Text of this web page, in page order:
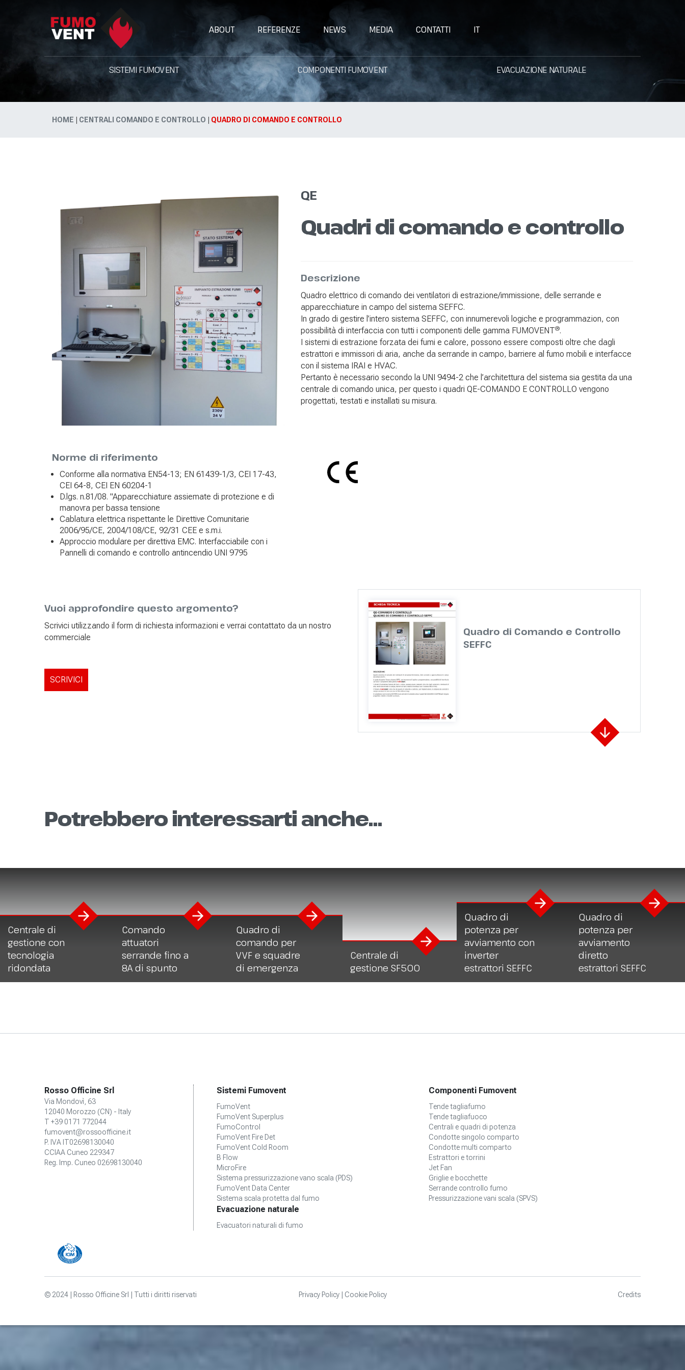
ABOUT REFERENZE NEWS MEDIA CONTATTI IT
SISTEMI FUMOVENT COMPONENTI FUMOVENT EVACUAZIONE NATURALE
HOME CENTRALI COMANDO E CONTROLLO QUADRO DI COMANDO E CONTROLLO
QE
Quadri di comando e controllo
Descrizione
Quadro elettrico di comando dei ventilatori di estrazione/immissione, delle serrande e
apparecchiature in campo del sistema SEFFC.
In grado di gestire l’intero sistema SEFFC, con innumerevoli logiche e programmazion, con
possibilità di interfaccia con tutti i componenti delle gamma FUMOVENT®.
I sistemi di estrazione forzata dei fumi e calore, possono essere composti oltre che dagli
estrattori e immissori di aria, anche da serrande in campo, barriere al fumo mobili e interfacce
con il sistema IRAI e HVAC.
Pertanto è necessario secondo la UNI 9494-2 che l’architettura del sistema sia gestita da una
centrale di comando unica, per questo i quadri QE-COMANDO E CONTROLLO vengono
progettati, testati e installati su misura.
Norme di riferimento
Conforme alla normativa EN54-13; EN 61439-1/3, CEI 17-43,
CEI 64-8, CEI EN 60204-1
D.lgs. n.81/08. "Apparecchiature assiemate di protezione e di
manovra per bassa tensione
Cablatura elettrica rispettante le Direttive Comunitarie
2006/95/CE, 2004/108/CE, 92/31 CEE e s.m.i.
Approccio modulare per direttiva EMC. Interfacciabile con i
Pannelli di comando e controllo antincendio UNI 9795
Vuoi approfondire questo argomento?
Scrivici utilizzando il form di richiesta informazioni e verrai contattato da un nostro
commerciale
Quadro di Comando e Controllo
SEFFC
Potrebbero interessarti anche...
Centrale di
gestione con
tecnologia
ridondata
Comando
attuatori
serrande fino a
8A di spunto
Quadro di
comando per
VVF e squadre
di emergenza
Centrale di
gestione SF500
Quadro di
potenza per
avviamento con
inverter
estrattori SEFFC
Quadro di
potenza per
avviamento
diretto
estrattori SEFFC
Rosso Officine Srl
Via Mondovì, 63
12040 Morozzo (CN) - Italy
T +39 0171 772044
fumovent@rossoofficine.it
P. IVA IT02698130040
CCIAA Cuneo 229347
Reg. Imp. Cuneo 02698130040
Sistemi Fumovent
FumoVent
FumoVent Superplus
FumoControl
FumoVent Fire Det
FumoVent Cold Room
B Flow
MicroFire
Sistema pressurizzazione vano scala (PDS)
FumoVent Data Center
Sistema scala protetta dal fumo
Componenti Fumovent
Tende tagliafumo
Tende tagliafuoco
Centrali e quadri di potenza
Condotte singolo comparto
Condotte multi comparto
Estrattori e torrini
Jet Fan
Griglie e bocchette
Serrande controllo fumo
Pressurizzazione vani scala (SPVS)
Evacuazione naturale
Evacuatori naturali di fumo
© 2024 | Rosso Officine Srl | Tutti i diritti riservati Privacy Policy| Cookie Policy Credits